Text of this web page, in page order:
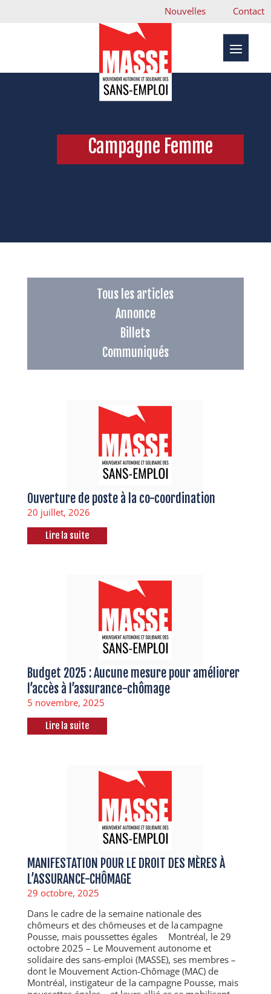
Nouvelles Contact
Campagne Femme
Tous les articles
Annonce
Billets
Communiqués
Ouverture de poste à la co-coordination
20 juillet, 2026
Lire la suite
Budget 2025 : Aucune mesure pour améliorer
l’accès à l’assurance-chômage
5 novembre, 2025
Lire la suite
MANIFESTATION POUR LE DROIT DES MÈRES À
L’ASSURANCE-CHÔMAGE
29 octobre, 2025
Dans le cadre de la semaine nationale des
chômeurs et des chômeuses et de la campagne
Pousse, mais poussettes égales Montréal, le 29
octobre 2025 – Le Mouvement autonome et
solidaire des sans-emploi (MASSE), ses membres –
dont le Mouvement Action-Chômage (MAC) de
Montréal, instigateur de la campagne Pousse, mais